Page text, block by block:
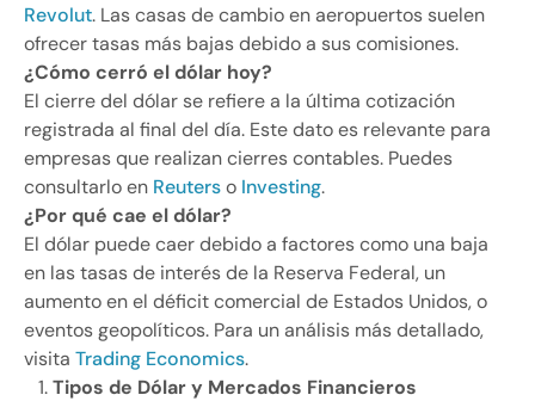
Revolut. Las casas de cambio en aeropuertos suelen
ofrecer tasas más bajas debido a sus comisiones.
¿Cómo cerró el dólar hoy?
El cierre del dólar se refiere a la última cotización
registrada al final del día. Este dato es relevante para
empresas que realizan cierres contables. Puedes
consultarlo en Reuterso Investing.
¿Por qué cae el dólar?
El dólar puede caer debido a factores como una baja
en las tasas de interés de la Reserva Federal, un
aumento en el déficit comercial de Estados Unidos, o
eventos geopolíticos. Para un análisis más detallado,
visita Trading Economics.
Tipos de Dólar y Mercados Financieros